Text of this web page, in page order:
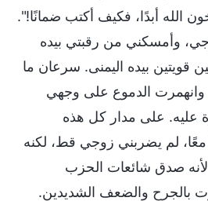
الله أبدًا، فكيف أكتب ضمانًا!".
وأمسكني من رقبتي بيده
قويتين بيده اليمنى. سرعان ما
وانهمرت الدموع على وجهي
عليه. على مدار كل هذه
معًا، لم يضربني زوجي قط، لكنه
صدق شائعات الحزب
بالجرح والضعف الشديدين.